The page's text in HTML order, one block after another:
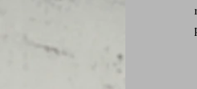
Glaces,